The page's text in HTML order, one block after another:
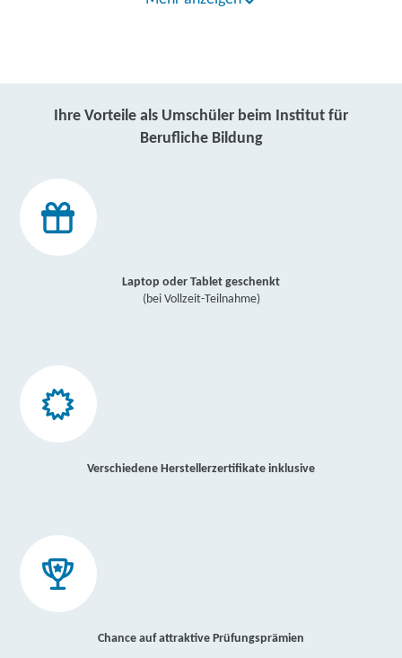
Ihre Vorteile als Umschüler beim Institut für
Berufliche Bildung
Laptop oder Tablet geschenkt
(bei Vollzeit-Teilnahme)
Verschiedene Herstellerzertifikate inklusive
Chance auf attraktive Prüfungsprämien